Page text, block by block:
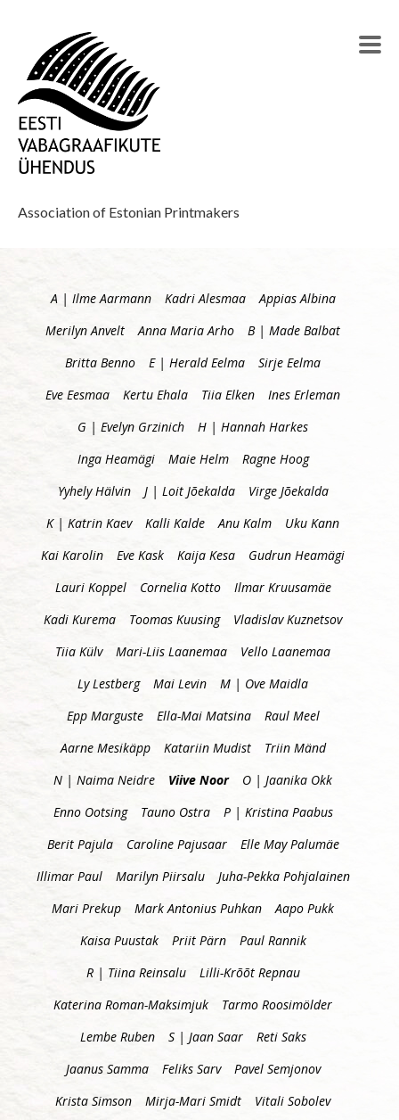
Association of Estonian Printmakers
A | Ilme Aarmann Kadri Alesmaa
Appias Albina
Merilyn Anvelt
Anna Maria Arho
B | Made Balbat
Britta Benno
E | Herald Eelma
Sirje Eelma
Eve Eesmaa
Kertu Ehala Tiia Elken
Ines Erleman
G | Evelyn Grzinich
H | Hannah Harkes
Inga Heamägi
Maie Helm
Ragne Hoog
Yyhely Hälvin
J | Loit Jõekalda
Virge Jõekalda
K | Katrin Kaev
Kalli Kalde Anu Kalm
Uku Kann
Kai Karolin
Eve Kask Kaija Kesa
Gudrun Heamägi
Lauri Koppel
Cornelia Kotto
Ilmar Kruusamäe
Kadi Kurema
Toomas Kuusing
Vladislav Kuznetsov
Tiia Külv
Mari-Liis Laanemaa
Vello Laanemaa
Ly Lestberg
Mai Levin
M | Ove Maidla
Epp Marguste
Ella-Mai Matsina
Raul Meel
Aarne Mesikäpp
Katariin Mudist
Triin Mänd
N | Naima Neidre
Viive Noor
O | Jaanika Okk
Enno Ootsing
Tauno Ostra
P | Kristina Paabus
Berit Pajula
Caroline Pajusaar
Elle May Palumäe
Illimar Paul
Marilyn Piirsalu
Juha-Pekka Pohjalainen
Mari Prekup
Mark Antonius Puhkan
Aapo Pukk
Kaisa Puustak
Priit Pärn
Paul Rannik
R | Tiina Reinsalu
Lilli-Krõõt Repnau
Katerina Roman-Maksimjuk
Tarmo Roosimölder
Lembe Ruben
S | Jaan Saar
Reti Saks
Jaanus Samma
Feliks Sarv
Pavel Semjonov
Krista Simson
Mirja-Mari Smidt
Vitali Sobolev